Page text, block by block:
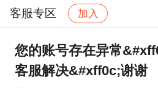
客服专区 加入
社区 客服专区 帖子详情
您的账号存在异常
客服解决&#xff0c;谢谢